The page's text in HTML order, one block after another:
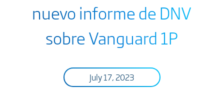
nuevo informe de DNV
sobre Vanguard 1P
July 17, 2023